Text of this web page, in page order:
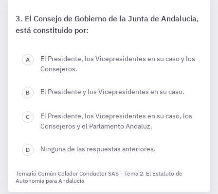
El Consejo de Gobierno de la Junta de Andalucía,
está constituido por:
El Presidente, los Vicepresidentes en su caso y los
Consejeros.
El Presidente y los Vicepresidentes en su caso.
El Presidente, los Vicepresidentes en su caso, los
Consejeros y el Parlamento Andaluz.
Ninguna de las respuestas anteriores.
Temario Común Celador Conductor SAS - Tema 2. El Estatuto de
Autonomía para Andalucía